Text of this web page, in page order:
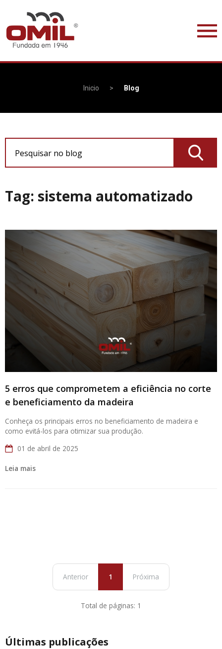
Inicio > Blog
Tag: sistema automatizado
5 erros que comprometem a eficiência no corte
e beneficiamento da madeira
Conheça os principais erros no beneficiamento de madeira e
como evitá-los para otimizar sua produção.
01 de abril de 2025
Leia mais
Anterior 1 Próxima
Total de páginas: 1
Pesquisar no blog
Últimas publicações